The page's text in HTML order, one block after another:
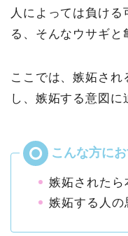
人によっては負け
る、そんなウサギと
ここでは、嫉妬され
し、嫉妬する意図に
嫉妬されたら
嫉妬する人の